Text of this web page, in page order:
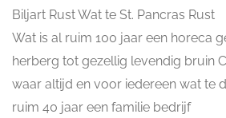
Biljart Rust Wat te St. Pancras Rust
Wat is al ruim 100 jaar een horeca
herberg tot gezellig levendig bruin
waar altijd en voor iedereen wat te
ruim 40 jaar een familie bedrijf